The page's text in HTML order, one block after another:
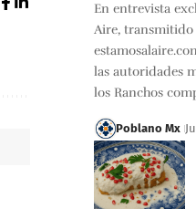
En entrevista
Aire, transmitido
las autoridades
los Ranchos
Poblano Mx